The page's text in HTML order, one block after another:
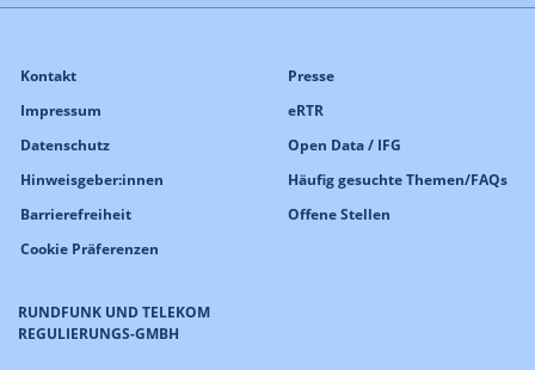
RUNDFUNK UND TELEKOM
REGULIERUNGS-GMBH
Kontakt
Impressum
Datenschutz
Hinweisgeber:innen
Barrierefreiheit
Cookie Präferenzen
Presse
eRTR
Open Data / IFG
Häufig gesuchte Themen/FAQs
Offene Stellen